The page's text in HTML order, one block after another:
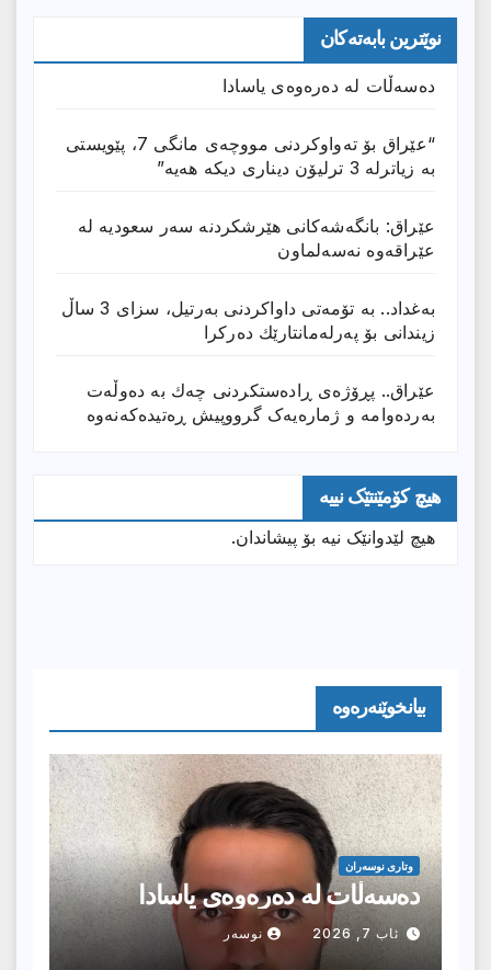
نوێترین بابەتەکان
دەسەڵات لە دەرەوەی یاسادا
“عێراق بۆ تەواوکردنی مووچەی مانگى 7، پێویستی
بە زیاترلە 3 ترلیۆن دیناری دیکە هەیە”
عێراق: بانگەشەكانی هێرشكردنە سەر سعودیە لە
عێراقەوە نەسەلماون
بەغداد.. بە تۆمەتی داواكردنی بەرتیل، سزای 3 ساڵ
زیندانی بۆ پەرلەمانتارێك دەركرا
عێراق.. پڕۆژەی ڕادەستكردنی چەك بە دەوڵەت
بەردەوامە و ژمارەیەک گرووپیش ڕەتیدەکەنەوە
هیچ کۆمێنتێک نییە
هیچ لێدوانێک نیە بۆ پیشاندان.
بیانخوێنەرەوە
وتارى نوسەران
دەسەڵات لە دەرەوەی یاسادا
ئاب 7, 2026 نوسەر